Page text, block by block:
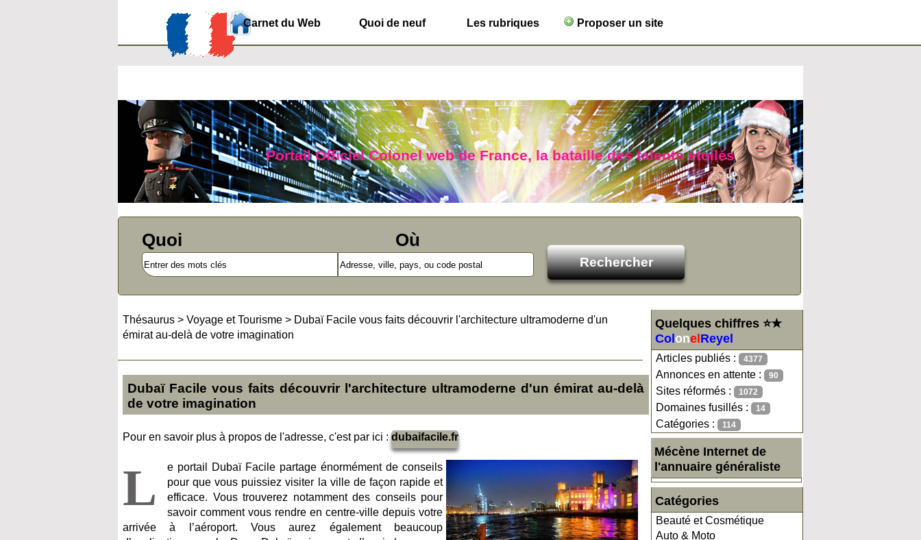
Carnet du Web Quoi de neuf Les rubriques Proposer un site
Portail Officiel Colonel web de France, la bataille des talents étoilés
Quoi Où
Quelques chiffres ⭐★
Col onel Reyel
Articles publiés : 4377
Annonces en attente : 90
Sites réformés : 1072
Domaines fusillés : 14
Catégories : 114
Mécène Internet de
l'annuaire généraliste
Catégories
Beauté et Cosmétique
Auto & Moto
Thésaurus > Voyage et Tourisme > Dubaï Facile vous faits découvrir l'architecture ultramoderne d'un
émirat au-delà de votre imagination
Dubaï Facile vous faits découvrir l'architecture ultramoderne d'un émirat au-delà
de votre imagination
Pour en savoir plus à propos de l'adresse, c'est par ici :dubaifacile.fr
L
e portail Dubaï Facile partage énormément de conseils
pour que vous puissiez visiter la ville de façon rapide et
efficace. Vous trouverez notamment des conseils pour
savoir comment vous rendre en centre-ville depuis votre
arrivée à l’aéroport. Vous aurez également beaucoup